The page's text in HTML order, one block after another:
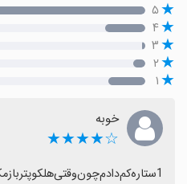
۵
۴
۳
۲
۱
خوبه‌
☆★★★★
1ستاره‌کم‌دادم‌چون‌وقتی‌هلکوپتر‌باز‌مکردم‌دزد‌گرفتم‌پول‌نداد